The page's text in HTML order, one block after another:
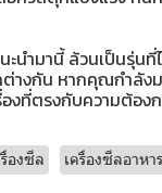
ำมานี้ ล้วนเป็นรุ่น
กต่างกัน หากคุณกำ
องที่ตรงกับความต้อ
รื่องซีล เครื่องซีลอาหาร